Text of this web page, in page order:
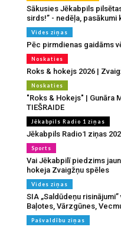
Sākusies Jēkabpils
sirds!” - nedēļa, pasākumi
Vides ziņas
Pēc pirmdienas gaidāms
Noskaties
Roks & hokejs 2026 |
Noskaties
"Roks & Hokejs" | Gunāra
TIEŠRAIDE
Jēkabpils Radio 1 ziņas
Jēkabpils Radio1 ziņas
Sports
Vai Jēkabpilī piedzims
hokeja Zvaigžņu spēles
Vides ziņas
SIA „Saldūdeņu
Baļotes, Vārzgūnes,
Pašvaldību ziņas